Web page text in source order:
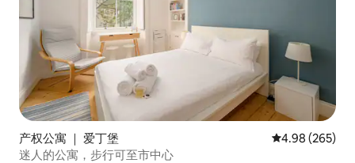
产权公寓 ｜ 爱丁堡 平均评分 4.98
4.98 (265)
迷人的公寓，步行可至市中心